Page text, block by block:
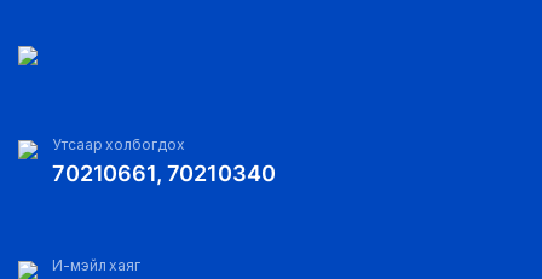
Утсаар холбогдох
70210661, 70210340
И-мэйл хаяг